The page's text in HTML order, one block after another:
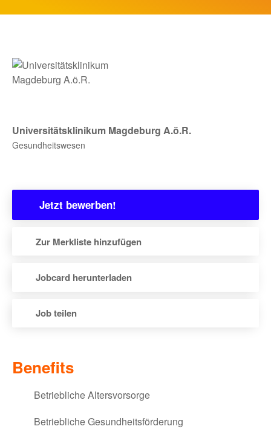
Über uns
Universitätsklinikum Magdeburg A.ö.R.
Gesundheitswesen
Jetzt bewerben!
Zur Merkliste hinzufügen
Jobcard herunterladen
Job teilen
via XING teilen
via LinkedIn teilen
via Facebook teilen
Benefits
Betriebliche Altersvorsorge
Betriebliche Gesundheitsförderung